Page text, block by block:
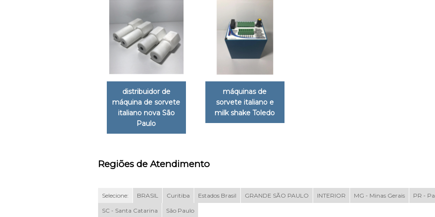
distribuidor de
máquina de sorvete
italiano nova São
Paulo
máquinas de
sorvete italiano e
milk shake Toledo
Regiões de Atendimento
Selecione: BRASIL Curitiba Estados Brasil GRANDE SÃO PAULO INTERIOR MG - Minas Gerais PR -
SC - Santa Catarina São Paulo